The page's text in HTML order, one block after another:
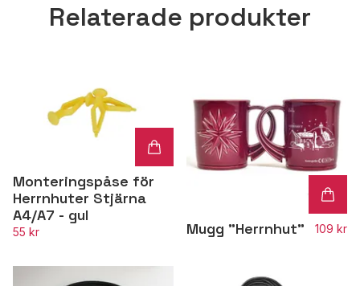
Relaterade produkter
Monteringspåse för
Herrnhuter Stjärna
A4/A7 - gul
55 kr Mugg "Herrnhut" 109 kr